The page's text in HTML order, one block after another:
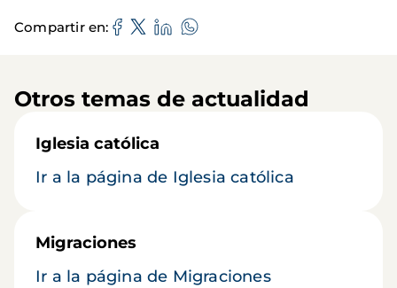
Compartir en
Otros temas de actualidad
Iglesia católica
Ir a la página de Iglesia católica
Migraciones
Ir a la página de Migraciones